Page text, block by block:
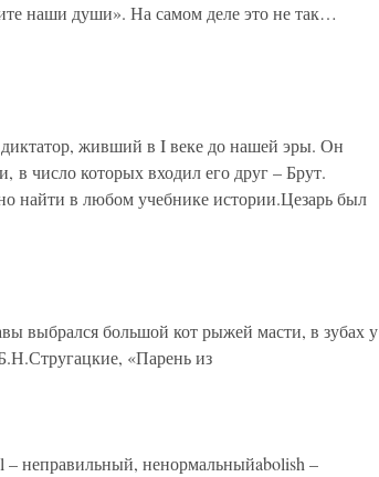
наши души». На самом деле это не так…
живший в I веке до нашей эры. Он
в число которых входил его друг – Брут.
найти в любом учебнике истории.Цезарь был
выбрался большой кот рыжей масти, в зубах у
«Парень из
– неправильный, ненормальныйabolish –